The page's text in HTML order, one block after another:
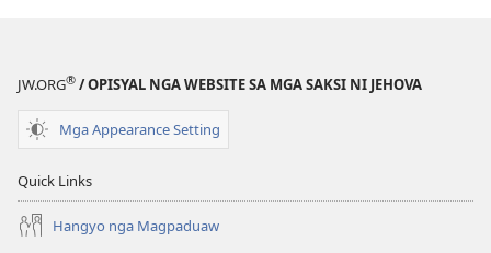
JW.ORG® / OPISYAL NGA WEBSITE SA MGA SAKSI NI JEHOVA
Mga Appearance Setting
Quick Links
Hangyo nga Magpaduaw